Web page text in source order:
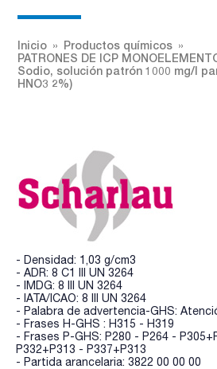
Inicio
Productos químicos
PATRONES DE ICP
Sodio, solución patrón 1000 mg/l
HNO3 2%)
- Densidad: 1,03 g/cm3
- ADR: 8 C1 III UN 3264
- IMDG: 8 III UN 3264
- IATA/ICAO: 8 III UN 3264
- Palabra de advertencia-GHS:
- Frases H-GHS : H315 - H319
- Frases P-GHS: P280 - P264 -
P332+P313 - P337+P313
- Partida arancelaria: 3822 00 00 00